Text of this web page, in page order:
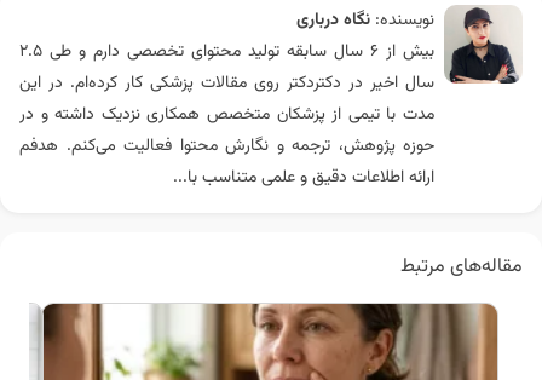
نویسنده: نگاه درباری
بیش از ۶ سال سابقه تولید محتوای تخصصی دارم و طی ۲.۵
سال اخیر در دکتردکتر روی مقالات پزشکی کار کرده‌ام. در این
مدت با تیمی از پزشکان متخصص همکاری نزدیک داشته و در
حوزه پژوهش، ترجمه و نگارش محتوا فعالیت می‌کنم. هدفم
ارائه اطلاعات دقیق و علمی متناسب با...
مقاله‌های مرتبط